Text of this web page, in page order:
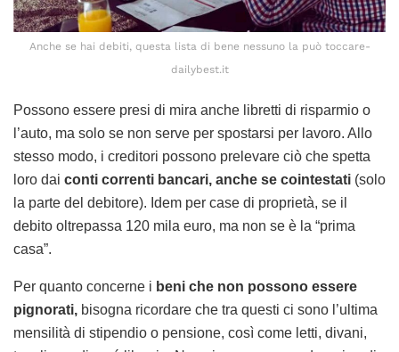
Anche se hai debiti, questa lista di bene nessuno la può toccare-
dailybest.it
Possono essere presi di mira anche libretti di risparmio o
l’auto, ma solo se non serve per spostarsi per lavoro. Allo
stesso modo, i creditori possono prelevare ciò che spetta
loro dai conti correnti bancari, anche se cointestati (solo
la parte del debitore). Idem per case di proprietà, se il
debito oltrepassa 120 mila euro, ma non se è la “prima
casa”.
Per quanto concerne i beni che non possono essere
pignorati, bisogna ricordare che tra questi ci sono l’ultima
mensilità di stipendio o pensione, così come letti, divani,